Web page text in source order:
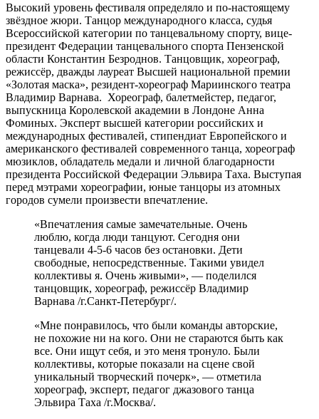
Высокий уровень фестиваля определяло и по-настоящему
звёздное жюри. Танцор международного класса, судья
Всероссийской категории по танцевальному спорту, вице-
президент Федерации танцевального спорта Пензенской
области Константин Безроднов. Танцовщик, хореограф,
режиссёр, дважды лауреат Высшей национальной премии
«Золотая маска», резидент-хореограф Мариинского театра
Владимир Варнава. Хореограф, балетмейстер, педагог,
выпускница Королевской академии в Лондоне Анна
Фоминых. Эксперт высшей категории российских и
международных фестивалей, стипендиат Европейского и
американского фестивалей современного танца, хореограф
мюзиклов, обладатель медали и личной благодарности
президента Российской Федерации Эльвира Таха. Выступая
перед мэтрами хореографии, юные танцоры из атомных
городов сумели произвести впечатление.
«Впечатления самые замечательные. Очень
люблю, когда люди танцуют. Сегодня они
танцевали 4-5-6 часов без остановки. Дети
свободные, непосредственные. Такими увидел
коллективы я. Очень живыми», — поделился
танцовщик, хореограф, режиссёр Владимир
Варнава /г.Санкт-Петербург/.
«Мне понравилось, что были команды авторские,
не похожие ни на кого. Они не стараются быть как
все. Они ищут себя, и это меня тронуло. Были
коллективы, которые показали на сцене свой
уникальный творческий почерк», — отметила
хореограф, эксперт, педагог джазового танца
Эльвира Таха /г.Москва/.